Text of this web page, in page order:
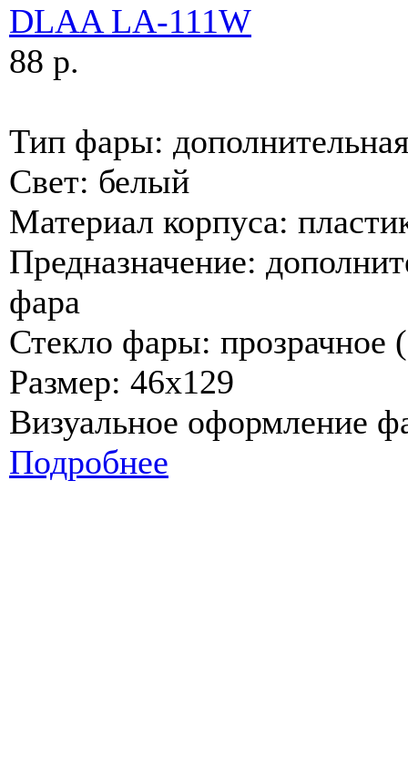
DLAA LA-111W
88 p.
Тип фары:
Свет: белый
Материал корпуса:
Предназначение:
фара
Стекло фары: прозрачное
Размер: 46х129
Визуальное оформление
Подробнее